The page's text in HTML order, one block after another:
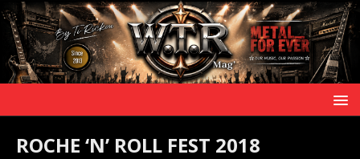
ROCHE ‘N’ ROLL FEST 2018